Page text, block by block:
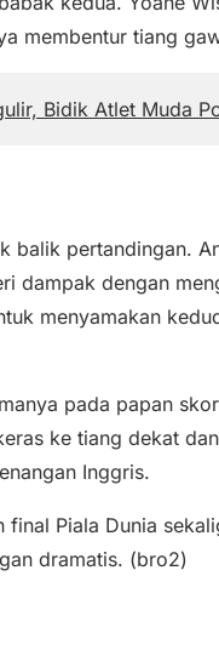
membentur tiang
Bidik Atlet Muda
balik pertandingan.
dampak dengan
menyamakan
pada papan
ke tiang dekat
Inggris.
Piala Dunia
dramatis. (bro2)